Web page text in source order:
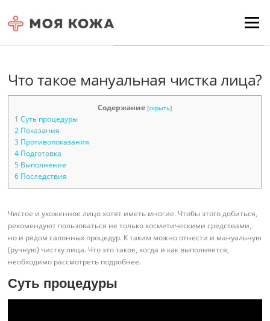
Menu
Что такое мануальная чистка лица?
Содержание [скрыть]
1 Суть процедуры
2 Показания
3 Противопоказания
4 Подготовка
5 Выполнение
6 Последствия
Чистое и ухоженное лицо хотят иметь многие. Чтобы этого добиться,
рекомендуют пользоваться не только косметическими средствами,
но и рядом салонных процедур. К таким можно отнести и мануальную
(ручную) чистку лица. Что это такое, когда и как выполняется,
необходимо рассмотреть подробнее.
Суть процедуры
Для любых предложений по